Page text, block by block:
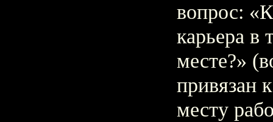
вопрос:
карьера в
месте?»
привязан
месту